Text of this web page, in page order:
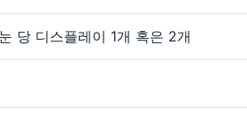
당 디스플레이 1개 혹은 2개